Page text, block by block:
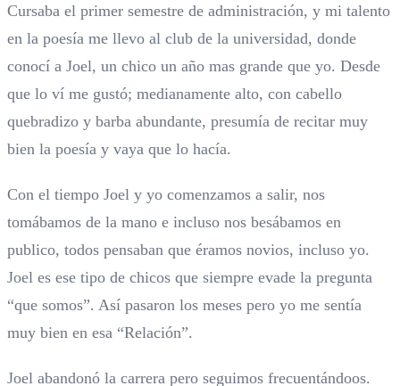
Cursaba el primer semestre de administración, y mi talento
en la poesía me llevo al club de la universidad, donde
conocí a Joel, un chico un año mas grande que yo. Desde
que lo ví me gustó; medianamente alto, con cabello
quebradizo y barba abundante, presumía de recitar muy
bien la poesía y vaya que lo hacía.
Con el tiempo Joel y yo comenzamos a salir, nos
tomábamos de la mano e incluso nos besábamos en
publico, todos pensaban que éramos novios, incluso yo.
Joel es ese tipo de chicos que siempre evade la pregunta
“que somos”. Así pasaron los meses pero yo me sentía
muy bien en esa “Relación”.
Joel abandonó la carrera pero seguimos frecuentándoos.